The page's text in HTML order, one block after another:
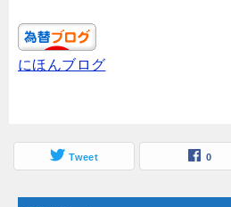
にほんブログ
Tweet 0